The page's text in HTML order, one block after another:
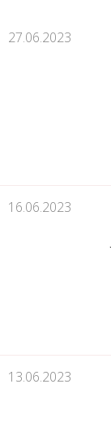
27.06.2023
16.06.2023
13.06.2023